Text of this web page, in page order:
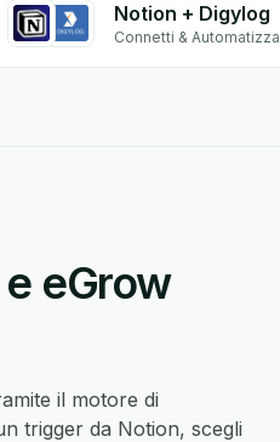
Notion + Digylog
Connetti & Automatizza
eGrow
il motore di
trigger da Notion, scegli